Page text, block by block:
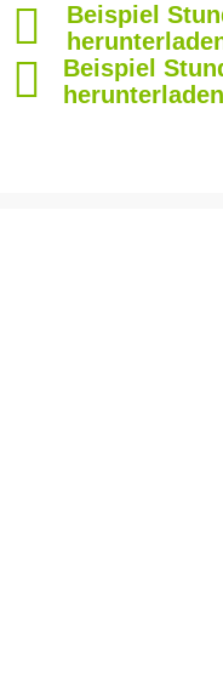
Beispiel
Beispiel
herunterladen